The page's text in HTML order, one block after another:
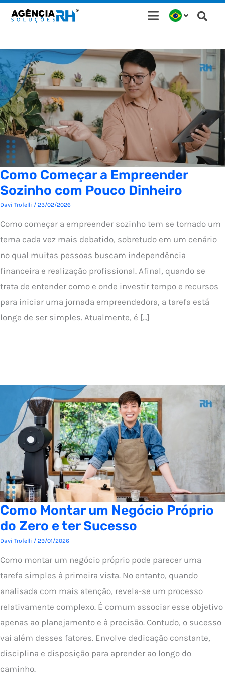
para
conteúdo
Como Começar a Empreender
Sozinho com Pouco Dinheiro
Davi Trofelli / 23/02/2026
Como começar a empreender sozinho tem se tornado um
tema cada vez mais debatido, sobretudo em um cenário
no qual muitas pessoas buscam independência
financeira e realização profissional. Afinal, quando se
trata de entender como e onde investir tempo e recursos
para iniciar uma jornada empreendedora, a tarefa está
longe de ser simples. Atualmente, é […]
Como Montar um Negócio Próprio
do Zero e ter Sucesso
Davi Trofelli / 29/01/2026
Como montar um negócio próprio pode parecer uma
tarefa simples à primeira vista. No entanto, quando
analisada com mais atenção, revela-se um processo
relativamente complexo. É comum associar esse objetivo
apenas ao planejamento e à precisão. Contudo, o sucesso
vai além desses fatores. Envolve dedicação constante,
disciplina e disposição para aprender ao longo do
caminho.